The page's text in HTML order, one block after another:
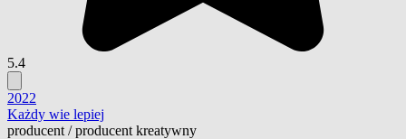
5.4
2022
Każdy wie lepiej
producent /producent kreatywny